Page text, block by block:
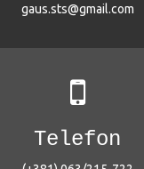
gaus.sts@gmail.com
Telefon